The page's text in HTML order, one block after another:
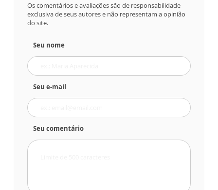
Os comentários e avaliações são de responsabilidade
exclusiva de seus autores e não representam a opinião
do site.
Seu nome
Seu e-mail
Seu comentário